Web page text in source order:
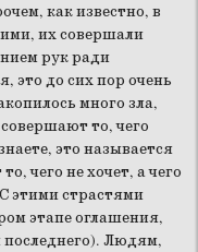
как известно, в
их совершали
рук ради
это до сих пор очень
много зла,
то, чего
это называется
чего не хочет, а чего
этими страстями
этапе оглашения,
Людям,